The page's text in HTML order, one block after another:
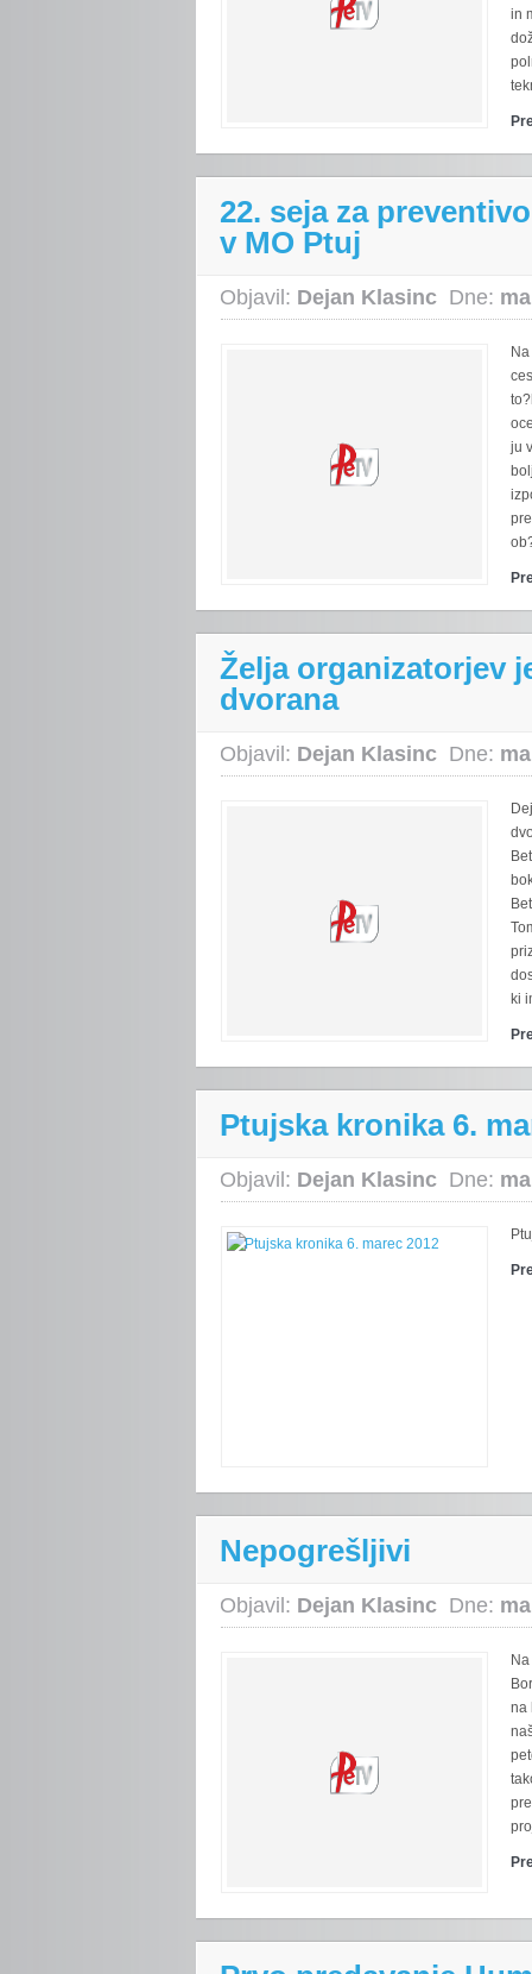
in
22. seja za
v MO Ptuj
Objavil: Dejan Klasinc Dne:
ju
Želja organizatorjev
dvorana
Objavil: Dejan Klasinc Dne:
ki
Ptujska kronika 6.
Objavil: Dejan Klasinc Dne:
Nepogrešljivi
Objavil: Dejan Klasinc Dne:
na